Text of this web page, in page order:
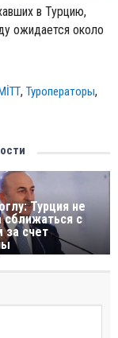
в Турцию,
ожидается около
,Туроператоры,
Турция не
сближаться с
за счет